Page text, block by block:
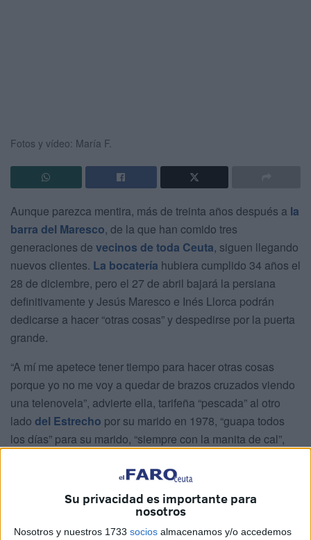
Su privacidad es importante para
nosotros
Nosotros y nuestros 1733 socios almacenamos y/o accedemos
Fotos y vídeo: María F.
Aunque parezca mentira, más de treinta años después a la
barra del Maresco, de la que han comido tres
generaciones de vecinos de toda Ceuta, siguen llegando
nuevos clientes. La bocatería hubiera cumplido 34 años el
28 de diciembre, pero el 27 de abril bajará la persiana
definitivamente y Jesús Maresco e Inés Llorca podrán
dedicarse a hacer “otras cosas” y despedirse por la puerta
grande.
“A mí me apetece tener tiempo para hacer otras cosas
porque yo no me voy a quedar de brazos cruzados viendo
una telenovela”, advierte ella, tarifeña “pescada” al otro
lado del Estrecho por su marido en 1978, “guapa todos
los días” para su marido, “siempre con la manita de cal”,